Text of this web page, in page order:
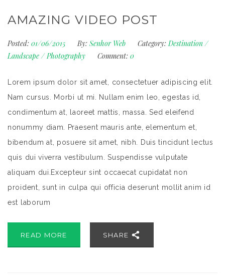
AMAZING VIDEO POST
Posted: 01/06/2015 By: Senhor Web Category: Destination/
Landscape/Photography Comment: 0
Lorem ipsum dolor sit amet, consectetuer adipiscing elit.
Nam cursus. Morbi ut mi. Nullam enim leo, egestas id,
condimentum at, laoreet mattis, massa. Sed eleifend
nonummy diam. Praesent mauris ante, elementum et,
bibendum at, posuere sit amet, nibh. Duis tincidunt lectus
quis dui viverra vestibulum. Suspendisse vulputate
aliquam dui.Excepteur sint occaecat cupidatat non
proident, sunt in culpa qui officia deserunt mollit anim id
est laborum
READ MORE SHARE